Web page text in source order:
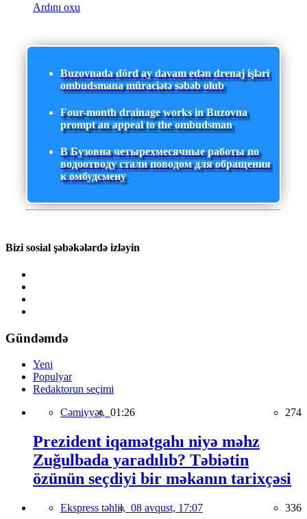
Ardını oxu
Buzovnada dörd ay davam edən drenaj işləri
ombudsmana müraciətə səbəb olub
Four-month drainage works in Buzovna
prompt an appeal to the ombudsman
В Бузовна четырехмесячные работы по
водоотводу стали поводом для обращения
к омбудсмену
Bizi sosial şəbəkələrdə izləyin
Gündəmdə
Yeni
Populyar
Redaktorun seçimi
Cəmiyyət, 01:26 274
Prezident iqamətgahı niyə məhz
Zuğulbada yaradılıb? Təbiətin
özünün seçdiyi bir məkanın tarixçəsi
Ekspress təhlil, 08 avqust, 17:07 336